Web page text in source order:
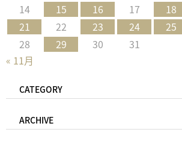
« 11月
14
15 16 17 18
21
22 23 24 25
28
29 30 31
CATEGORY
ARCHIVE